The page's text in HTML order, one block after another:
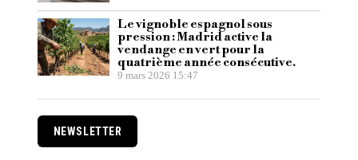
Le vignoble espagnol sous
pression : Madrid active la
vendange en vert pour la
quatrième année consécutive.
9 mars 2026 15:47
NEWSLETTER